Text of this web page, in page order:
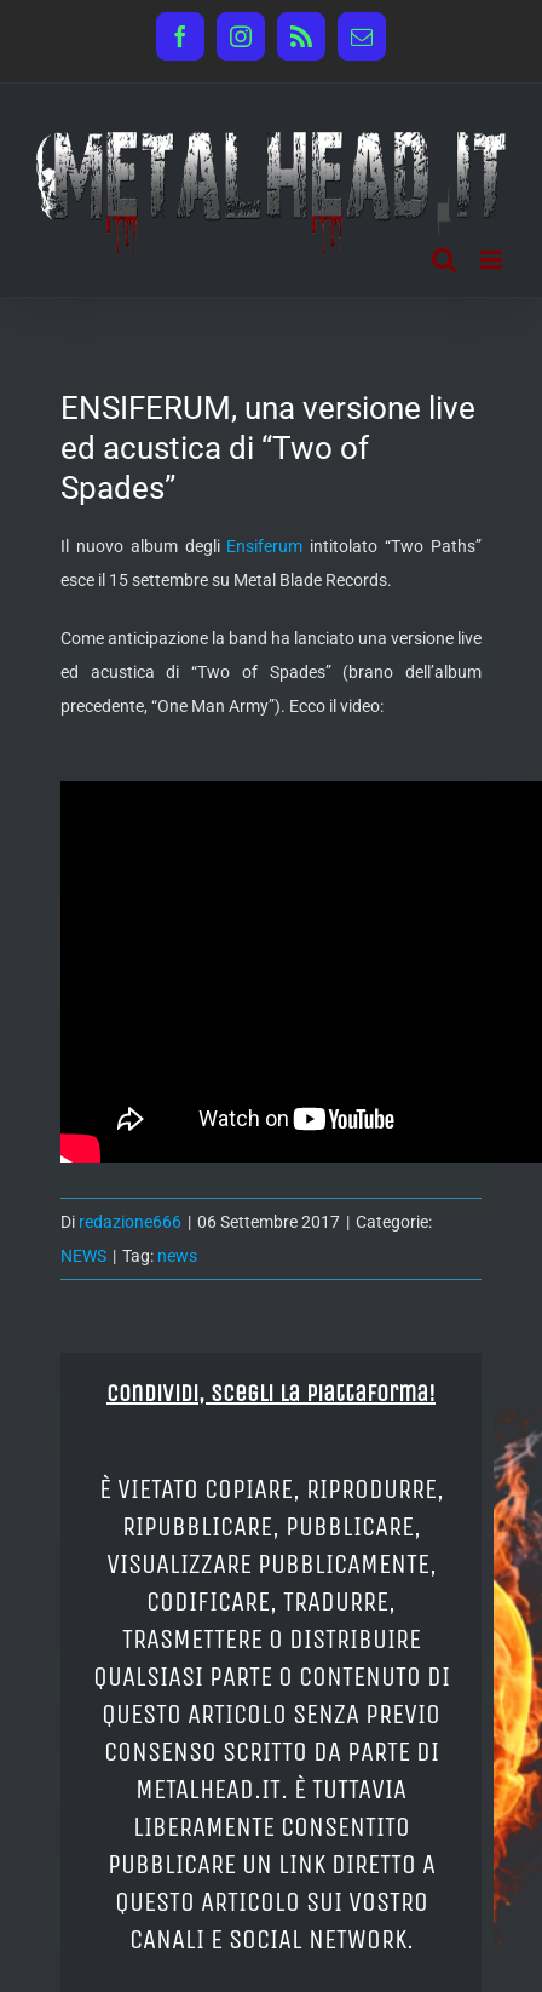
FacebookInstagram
Rss Email
ENSIFERUM, una versione live
ed acustica di “Two of
Spades”
Il nuovo album degli Ensiferum intitolato “Two Paths”
esce il 15 settembre su Metal Blade Records.
Come anticipazione la band ha lanciato una versione live
ed acustica di “Two of Spades” (brano dell’album
precedente, “One Man Army”). Ecco il video:
Di redazione666 | 06 Settembre 2017 | Categorie:
NEWS | Tag: news
Condividi, Scegli la piattaforma!
È VIETATO COPIARE, RIPRODURRE,
RIPUBBLICARE, PUBBLICARE,
VISUALIZZARE PUBBLICAMENTE,
CODIFICARE, TRADURRE,
TRASMETTERE O DISTRIBUIRE
QUALSIASI PARTE O CONTENUTO DI
QUESTO ARTICOLO SENZA PREVIO
CONSENSO SCRITTO DA PARTE DI
METALHEAD.IT. È TUTTAVIA
LIBERAMENTE CONSENTITO
PUBBLICARE UN LINK DIRETTO A
QUESTO ARTICOLO SUI VOSTRO
CANALI E SOCIAL NETWORK.